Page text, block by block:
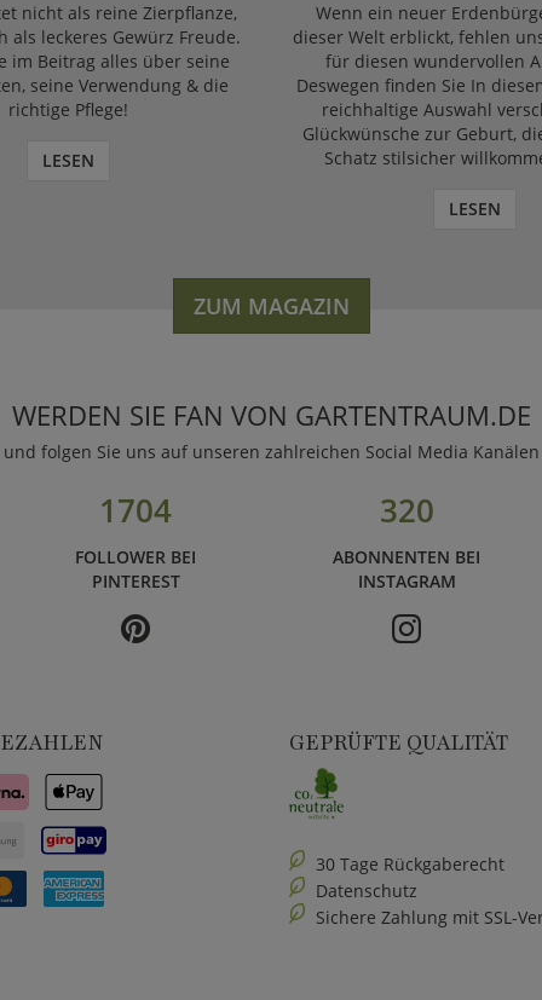
nicht als reine Zierpflanze,
als leckeres Gewürz Freude.
im Beitrag alles über seine
seine Verwendung & die
richtige Pflege!
LESEN
Wenn ein neuer
dieser Welt erblickt, fehlen
für diesen wundervollen
Deswegen finden Sie In
reichhaltige Auswahl
Glückwünsche zur Geburt,
Schatz stilsicher
LESEN
ZUM MAGAZIN
WERDEN SIE FAN VON GARTENTRAUM.DE
und folgen Sie uns auf unseren zahlreichen Social Media Kanälen
1704
FOLLOWER BEI
PINTEREST
320
ABONNENTEN BEI
INSTAGRAM
GEPRÜFTE QUALITÄT
30 Tage Rückgaberecht
Datenschutz
Sichere Zahlung mit SSL-